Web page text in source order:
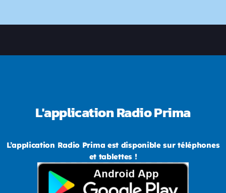
L'application Radio Prima
L’application Radio Prima est disponible sur téléphones
et tablettes !